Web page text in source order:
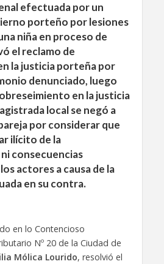
efectuada por un
porteño por lesiones
niña en proceso de
el reclamo de
la justicia porteña por
denunciado, luego
en la justicia
local se negó a
por considerar que
ilícito de la
consecuencias
actores a causa de la
en su contra.
en lo Contencioso
Nº 20 de la Ciudad de
Mólica Lourido, resolvió el